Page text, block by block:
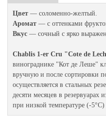
Цвет — соломенно-желтый.
Аромат — с оттенками
Вкус — сочный с ярко
Chablis 1-er Cru "Cote de
винограднике "Кот де Леше"
вручную и после сортировки
осуществляется в стальных
десяти месяцев в
при низкой температуре (-5°С)